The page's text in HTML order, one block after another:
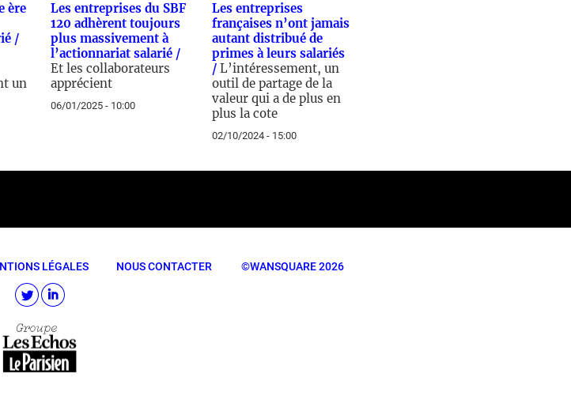
ère
/
un
Les entreprises du SBF
120 adhèrent toujours
plus massivement à
l’actionnariat salarié /
Et les collaborateurs
apprécient
06/01/2025 - 10:00
Les entreprises
françaises n’ont jamais
autant distribué de
primes à leurs salariés
/ L’intéressement, un
outil de partage de la
valeur qui a de plus en
plus la cote
02/10/2024 - 15:00
LÉGALES NOUS CONTACTER ©WANSQUARE 2026